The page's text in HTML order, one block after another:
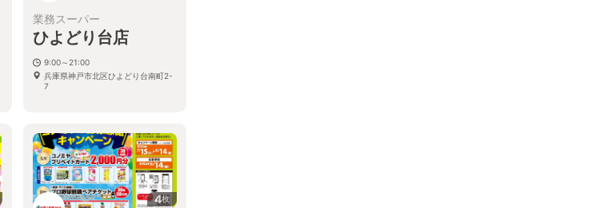
業務スーパー
ひよどり台店
9:00～21:00
兵庫県神戸市北区ひよどり台南町2-
7
4枚